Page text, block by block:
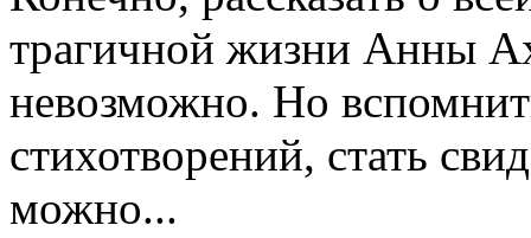
трагичной жизни Анны
невозможно. Но
стихотворений, стать
можно...